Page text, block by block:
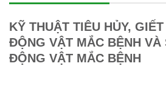
KỸ THUẬT TIÊU HỦY,
ĐỘNG VẬT MẮC BỆNH VÀ
ĐỘNG VẬT MẮC BỆNH